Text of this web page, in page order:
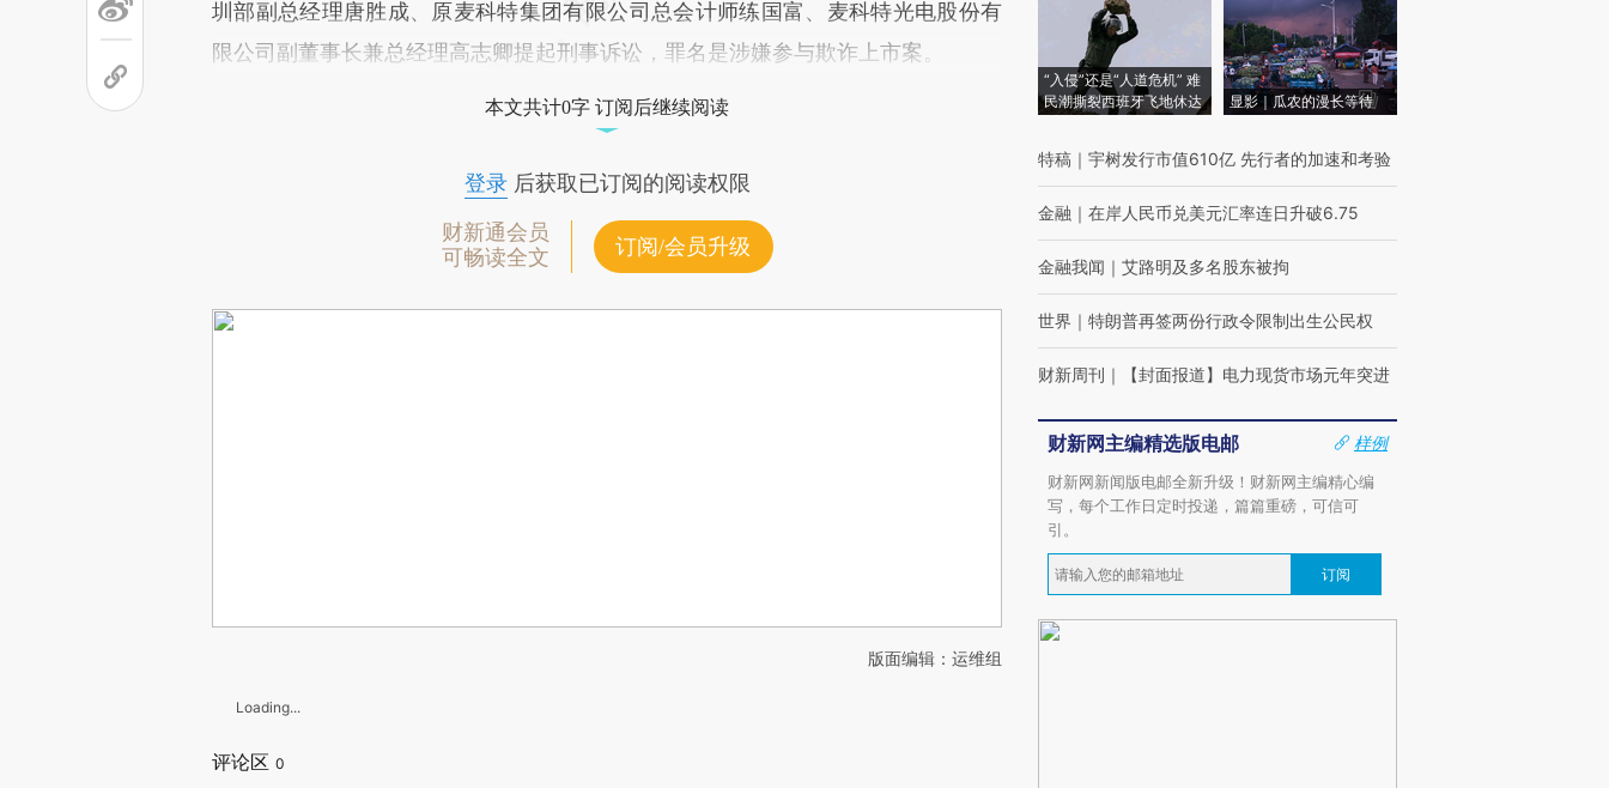
圳部副总经理唐胜成、原麦科特集团有限公司总会计师练国富、麦科特光电股份有
限公司副董事长兼总经理高志卿提起刑事诉讼，罪名是涉嫌参与欺诈上市案。
本文共计0字 订阅后继续阅读
登录后获取已订阅的阅读权限
财新通会员
可畅读全文
订阅/会员升级
版面编辑：运维组
Loading...
评论区 0
“入侵”还是“人道危机” 难
民潮撕裂西班牙飞地休达
显影｜瓜农的漫长等待
特稿 ｜ 宇树发行市值610亿 先行者的加速和考验
金融 ｜ 在岸人民币兑美元汇率连日升破6.75
金融我闻 ｜ 艾路明及多名股东被拘
世界 ｜ 特朗普再签两份行政令限制出生公民权
财新周刊 ｜ 【封面报道】电力现货市场元年突进
财新网主编精选版电邮
样例
财新网新闻版电邮全新升级！财新网主编精心编
写，每个工作日定时投递，篇篇重磅，可信可
引。
订阅